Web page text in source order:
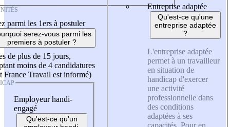
parmi les 1ers à postuler
serez-vous parmi les
premiers à postuler ?
de plus de 15 jours,
moins de 4 candidatures
France Travail est informé)
Employeur handi-
engagé
Qu'est-ce qu'un
Entreprise adaptée
Qu'est-ce qu'une
entreprise adaptée
?
L'entreprise adaptée
permet à un travailleur
en situation de
handicap d'exercer
une activité
professionnelle dans
des conditions
adaptées à ses
capacités. Pour en